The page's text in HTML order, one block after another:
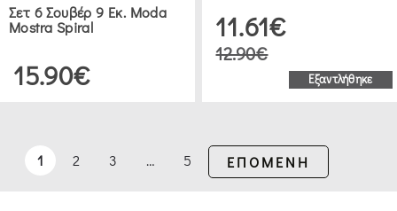
Σετ 6 Σουβέρ 9 Εκ. Moda
Mostra Spiral
15.90€
11.61€
12.90€
Εξαντλήθηκε
1 2 3 … 5 ΕΠΟΜΕΝΗ